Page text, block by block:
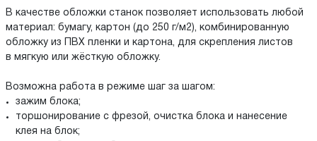
В качестве обложки станок позволяет использовать любой
материал: бумагу, картон (до 250 г/м2), комбинированную
обложку из ПВХ пленки и картона, для скрепления листов
в мягкую или жёсткую обложку.
Возможна работа в режиме шаг за шагом:
зажим блока;
торшонирование с фрезой, очистка блока и нанесение
клея на блок;